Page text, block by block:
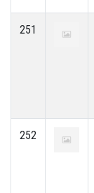
251
252